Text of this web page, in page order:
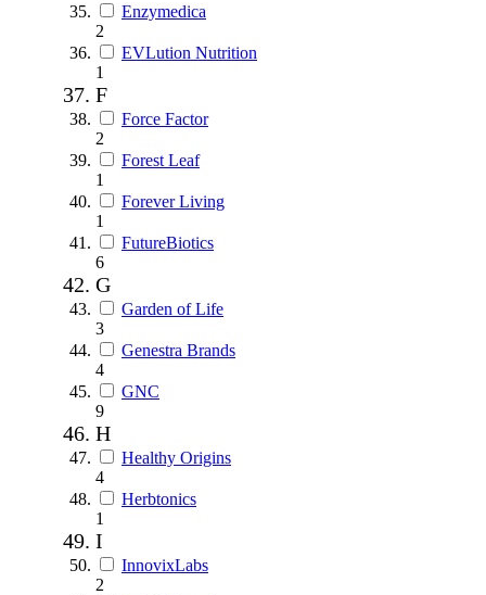
Enzymedica
2
EVLution Nutrition
1
F
Force Factor
2
Forest Leaf
1
Forever Living
1
FutureBiotics
6
G
Garden of Life
3
Genestra Brands
4
GNC
9
H
Healthy Origins
4
Herbtonics
1
I
InnovixLabs
2